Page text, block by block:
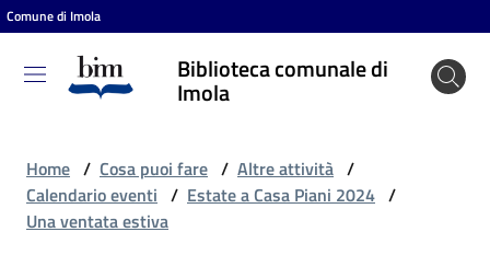
Vai al contenuto
Vai alla navigazione
Vai al footer
Comune di Imola
Biblioteca comunale di
Imola
Biblioteca
comunale
Home / Cosa puoi fare / Altre attività /
Calendario eventi / Estate a Casa Piani 2024 /
Una ventata estiva